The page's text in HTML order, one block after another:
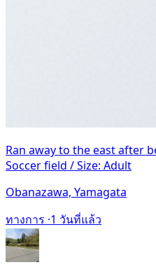
Ran away to the east after
Soccer field / Size: Adult
Obanazawa, Yamagata
ทางการ ·1 วันที่แล้ว